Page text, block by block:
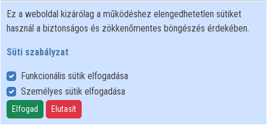
tetejébe! Hajlós ostor, rozmaringfa a nyele, Én vagyok a csinos
Felhasználói szabályzat
Adatkezelési tájékoztató
Süti szabályzat
Ez a weboldal kizárólag a működéshez elengedhetetlen sütiket
használ a biztonságos és zökkenőmentes böngészés érdekében.
Süti szabályzat
Funkcionális sütik elfogadása
Személyes sütik elfogadása
Elfogad Elutasít